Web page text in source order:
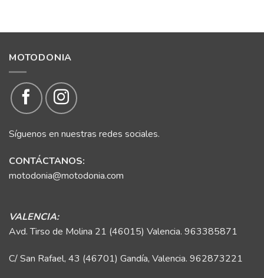
MOTODONIA
Síguenos en nuestras redes sociales.
CONTÁCTANOS:
motodonia@motodonia.com
VALENCIA:
Avd. Tirso de Molina 21 (46015) Valencia. 963385871
C/ San Rafael, 43 (46701) Gandía, Valencia. 962873221